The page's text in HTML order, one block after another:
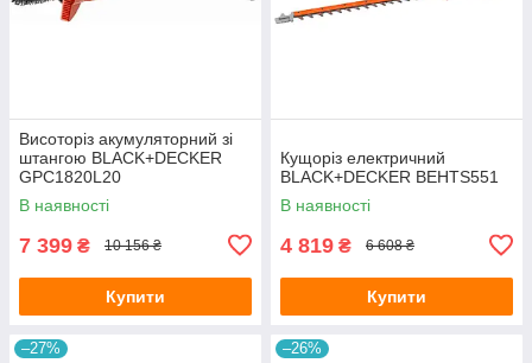
Висоторіз акумуляторний зі
штангою BLACK+DECKER
GPC1820L20
В наявності
7 399 ₴ 10 156 ₴
Купити
Кущоріз електричний
BLACK+DECKER BEHTS551
В наявності
4 819 ₴ 6 608 ₴
Купити
–27% –26%